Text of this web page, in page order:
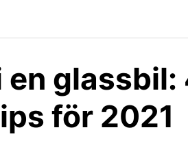
en glassbil:
för 2021